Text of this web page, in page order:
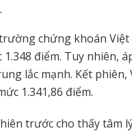
chứng khoán Việt
điểm. Tuy nhiên,
lắc mạnh. Kết phiên,
1.341,86 điểm.
trước cho thấy tâm